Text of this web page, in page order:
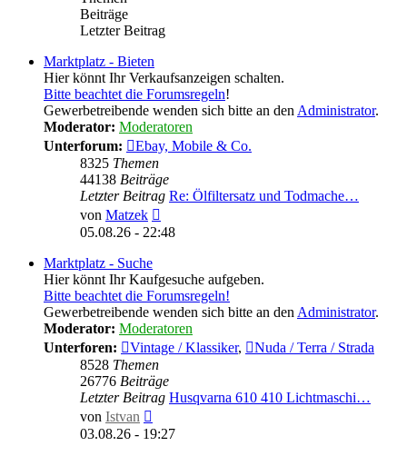
Beiträge
Letzter Beitrag
Marktplatz - Bieten
Hier könnt Ihr Verkaufsanzeigen schalten.
Bitte beachtet die Forumsregeln!
Gewerbetreibende wenden sich bitte an denAdministrator.
Moderator: Moderatoren
Unterforum:
Ebay, Mobile & Co.
8325 Themen
44138 Beiträge
Letzter Beitrag Re: Ölfiltersatz und Todmache…
von Matzek
Beitrag
05.08.26 - 22:48
Marktplatz - Suche
Hier könnt Ihr Kaufgesuche aufgeben.
Bitte beachtet die Forumsregeln!
Gewerbetreibende wenden sich bitte an denAdministrator.
Moderator: Moderatoren
Unterforen:
Vintage / Klassiker,
Nuda / Terra / Strada
8528 Themen
26776 Beiträge
Letzter Beitrag Husqvarna 610 410 Lichtmaschi…
von Istvan
Beitrag
03.08.26 - 19:27